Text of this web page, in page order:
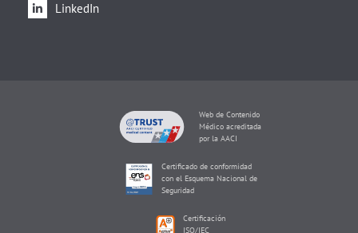
LinkedIn
Web de Contenido
Médico acreditada
por la AACI
Certificado de conformidad
con el Esquema Nacional de
Seguridad
Certificación
ISO/IEC